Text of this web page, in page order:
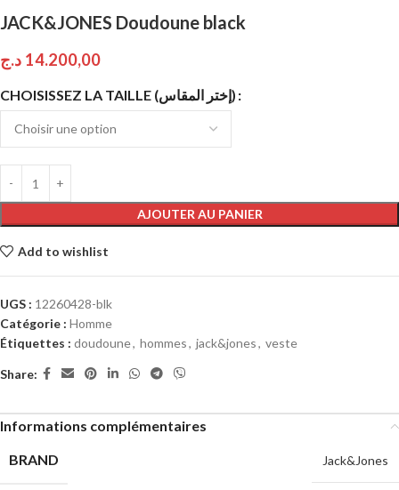
JACK&JONES Doudoune black
14.200,00 د.ج
CHOISISSEZ LA TAILLE (إختر المقاس)
AJOUTER AU PANIER
Add to wishlist
UGS : 12260428-blk
Catégorie : Homme
Étiquettes : doudoune, hommes, jack&jones, veste
Share:
Informations complémentaires
BRAND
Jack&Jones